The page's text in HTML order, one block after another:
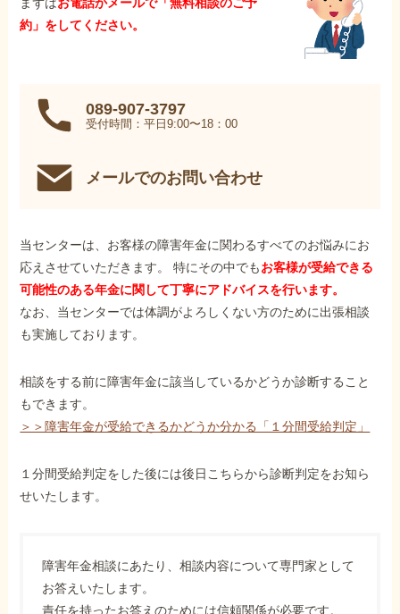
約」をしてください。
089-907-3797
受付時間：平日9:00〜18：00
メールでのお問い合わせ
当センターは、お客様の障害年金に関わるすべてのお悩みにお
応えさせていただきます。 特にその中でもお客様が受給できる
可能性のある年金に関して丁寧にアドバイスを行います。
なお、当センターでは体調がよろしくない方のために出張相談
も実施しております。
相談をする前に障害年金に該当しているかどうか診断すること
もできます。
＞＞障害年金が受給できるかどうか分かる「１分間受給判定」
１分間受給判定をした後には後日こちらから診断判定をお知ら
せいたします。
障害年金相談にあたり、相談内容について専門家として
お答えいたします。
責任を持ったお答えのためには信頼関係が必要です。